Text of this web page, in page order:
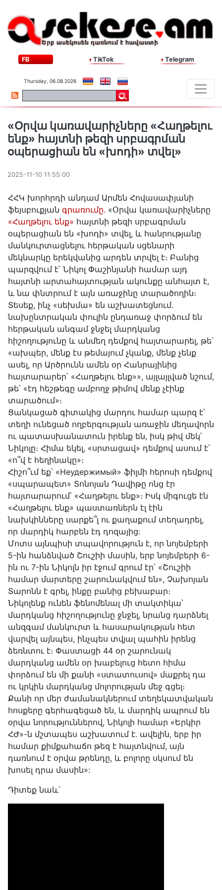
FB TikTok Telegram
Thursday, 06.08.2026
«Օրվա կառավարիչները «Հաղթելու
ենք» հայտնի թեզի սրբագրման
օպերացիան են «խոդի» տվել»
2025-11-10 11:55:00
ՀՀԿ խորհրդի անդամ Արմեն Հովասափյանի
ֆեյսբուքյան գրառումը. «Օրվա կառավարիչները
«Հաղթելու ենք» հայտնի թեզի սրբագրման
օպերացիան են «խոդի» տվել, և հանրությանը
մանկուրտացնելու հերթական սցենարի
մեկնարկը երեկվանից արդեն տրվել է։ Բանից
պարզվում է՝ Նիկոլ Փաշինյանի համար այդ
հայտնի արտահայտության ակունքը անհայտ է,
և նա փնտրում է այն առաջինը տարածողին։
Տեսեք, ինչ «սեխմա» են աշխատեցնում․
նախընտրական փուլին ընդառաջ փորձում են
հերթական անգամ ջնջել մարդկանց
հիշողությունը և անմեղ դեմքով հայտարարել, թե՝
«ախպեր, մենք էս թեմայում չկանք, մենք չենք
ասել, որ Արծրունն ամեն օր Հանրայինից
հայտարարեր՝ «Հաղթելու ենք»», այլայլված նշում,
թե՝ «էդ հեշթեգը ամբողջ թիմով մենք չէինք
տարածում»։
Ցանկացած գիտակից մարդու համար պարզ է՝
տեղի ունեցած ողբերգության առաջին մեղավորն
ու պատասխանատուն իրենք են, իսկ թիվ մեկ՝
Նիկոլը։ Հիմա եկել, «սրտացավ» դեմքով ասում է՝
«ո՞վ է հեղինակը»։
Հիշո՞ւմ եք՝ «Неудержимый» ֆիլմի հերոսի դեմքով
«սպարապետ» Տոնոյան Դավիթը ոնց էր
հայտարարում՝ «Հաղթելու ենք»։ Իսկ միգուցե էն
«Հաղթելու ենք» պաստառներն էլ էին
նախկինները սարքե՞լ ու քաղաքում տեղադրել,
որ մարդիկ հարբեն էդ դոզայից:
Մոտս այնպիսի տպավորություն է, որ նոյեմբերի
5-ին հանձնված Շուշիի մասին, երբ նոյեմբերի 6-
ին ու 7-ին Նիկոլն իր էջում գրում էր՝ «Շուշիի
համար մարտերը շարունակվում են», Չախոյան
Տարոնն է գրել, ինքը բանից բեխաբար։
Նիկոլենք ունեն ֆենոմենալ մի տակտիկա՝
մարդկանց հիշողությունը ջնջել, նրանց դարձնել
անզգամ մանկուրտ և հասարակության հետ
վարվել այնպես, ինչպես տվյալ պահին իրենց
ձեռնտու է։ Փաստացի 44 օր շարունակ
մարդկանց ամեն օր խաբելուց հետո հիմա
փորձում են մի քանի «ստատուսով» մաքրել դա
ու կրկին մարդկանց մոլորության մեջ գցել։
Քանի որ մեր ժամանակներում տեղեկատվական
հոսքերը գերհագեցած են, և մարդիկ ապրում են
օրվա նորություններով, Նիկոլի համար «Երկիր
ՀԺ»-ն մշտապես աշխատում է․ ավելին, երբ իր
համար քիմքահաճո թեզ է հայտնվում, այն
դառնում է օրվա թրենդը, և բոլորը սկսում են
խոսել դրա մասին»:
Դիտեք նաև՝